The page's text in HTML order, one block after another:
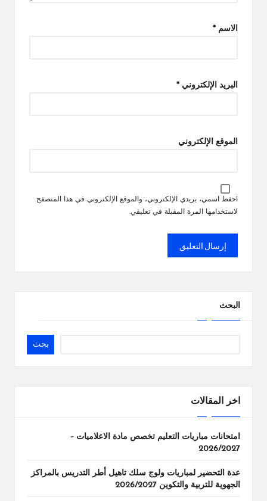
الاسم *
البريد الإلكتروني *
الموقع الإلكتروني
احفظ اسمي، بريدي الإلكتروني، والموقع الإلكتروني في هذا المتصفح
لاستخدامها المرة المقبلة في تعليقي.
البحث
بحث
اخر المقالات
امتحانات مباريات التعليم تخصص مادة الاعلاميات –
2026/2027
عدة التحضير لمباريات ولوج سلك تاهيل أطر التدريس بالمراكز
الجهوية للتربية والتكوين 2026/2027